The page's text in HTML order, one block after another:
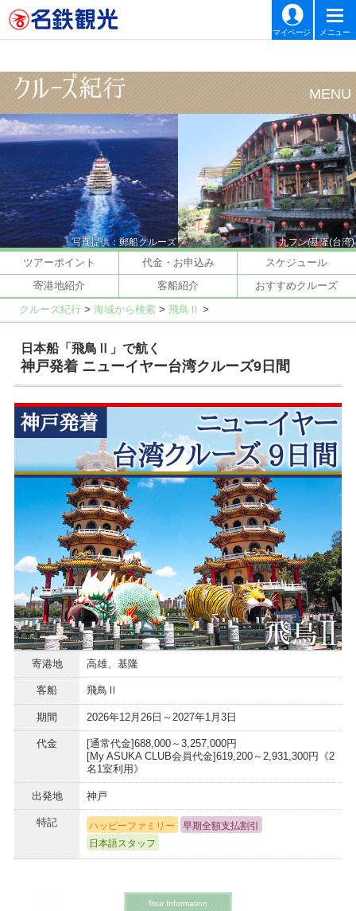
マイページ メニュー
写真提供：郵船クルーズ 九フン/基隆(台湾)
ツアーポイント 代金・お申込み
スケジュール
寄港地紹介
客船紹介 おすすめクルーズ
クルーズ紀行> 海域から検索> 飛鳥Ⅱ >
日本船「飛鳥Ⅱ」で航く
神戸発着 ニューイヤー台湾クルーズ9日間
寄港地 高雄、基隆
客船 飛鳥Ⅱ
期間 2026年12月26日～2027年1月3日
代金
[通常代金]688,000～3,257,000円
[My ASUKA CLUB会員代金]619,200～2,931,300円《2
名1室利用》
出発地 神戸
特記 ハッピーファミリー
早期全額支払割引
日本語スタッフ
Tour Information